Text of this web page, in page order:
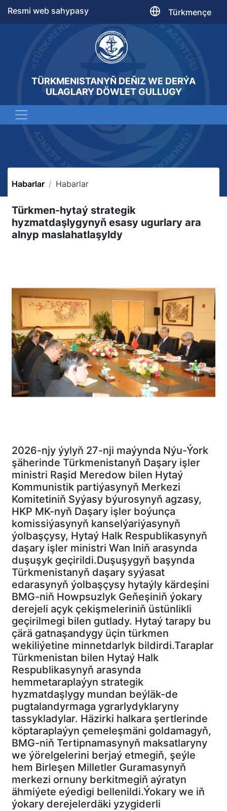
Resmi web sahypasy Türkmençe
TÜRKMENISTANYŇ DEŇIZ WE DERÝA
ULAGLARY DÖWLET GULLUGY
Habarlar Habarlar
Türkmen-hytaý strategik
hyzmatdaşlygynyň esasy ugurlary ara
alnyp maslahatlaşyldy
2026-njy ýylyň 27-nji maýynda Nýu-Ýork
şäherinde Türkmenistanyň Daşary işler
ministri Raşid Meredow bilen Hytaý
Kommunistik partiýasynyň Merkezi
Komitetiniň Syýasy býurosynyň agzasy,
HKP MK-nyň Daşary işler boýunça
komissiýasynyň kanselýariýasynyň
ýolbaşçysy, Hytaý Halk Respublikasynyň
daşary işler ministri Wan Iniň arasynda
duşuşyk geçirildi.Duşuşygyň başynda
Türkmenistanyň daşary syýasat
edarasynyň ýolbaşçysy hytaýly kärdeşini
BMG-niň Howpsuzlyk Geňeşiniň ýokary
derejeli açyk çekişmeleriniň üstünlikli
geçirilmegi bilen gutlady. Hytaý tarapy bu
çärä gatnaşandygy üçin türkmen
wekiliýetine minnetdarlyk bildirdi.Taraplar
Türkmenistan bilen Hytaý Halk
Respublikasynyň arasynda
hemmetaraplaýyn strategik
hyzmatdaşlygy mundan beýläk-de
pugtalandyrmaga ygrarlydyklaryny
tassykladylar. Häzirki halkara şertlerinde
köptaraplaýyn çemeleşmäni goldamagyň,
BMG-niň Tertipnamasynyň maksatlaryny
we ýörelgelerini berjaý etmegiň, şeýle
hem Birleşen Milletler Guramasynyň
merkezi ornuny berkitmegiň aýratyn
ähmiýete eýedigi bellenildi.Ýokary we iň
ýokary derejelerdäki yzygiderli